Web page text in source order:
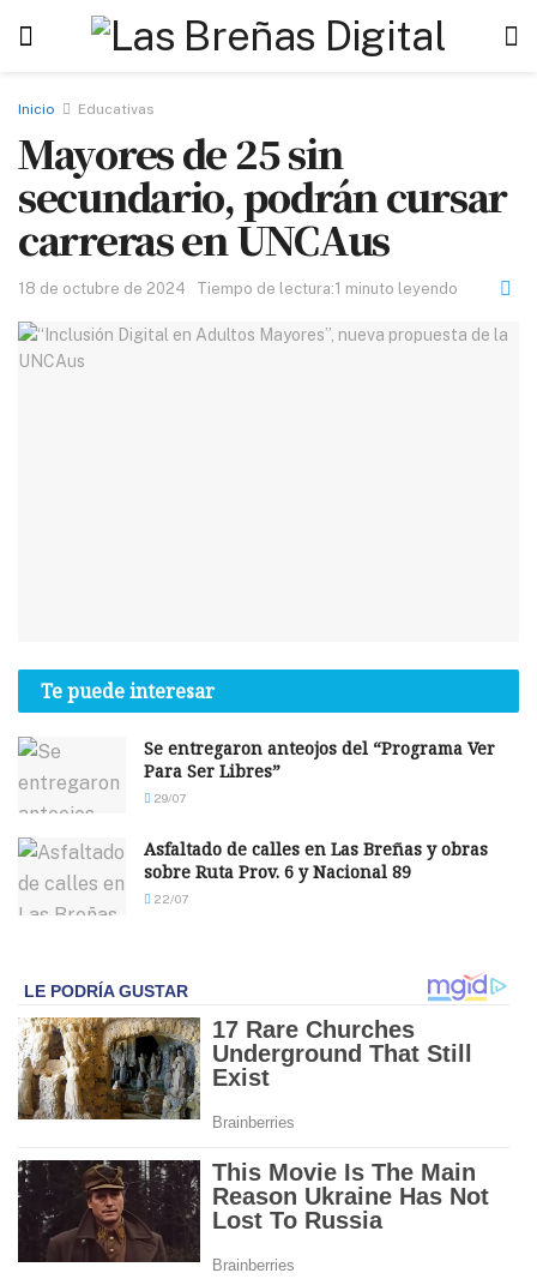
Inicio Educativas
Mayores de 25 sin
secundario, podrán cursar
carreras en UNCAus
18 de octubre de 2024 Tiempo de lectura:1 minuto leyendo
Te puede interesar
Se entregaron anteojos del “Programa Ver
Para Ser Libres”
29/07
Asfaltado de calles en Las Breñas y obras
sobre Ruta Prov. 6 y Nacional 89
22/07